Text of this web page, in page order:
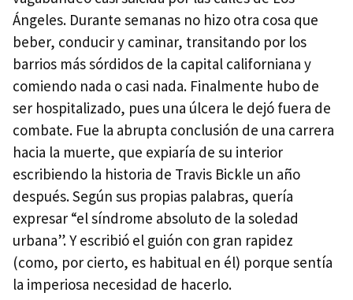
Ángeles. Durante semanas no hizo otra cosa que
beber, conducir y caminar, transitando por los
barrios más sórdidos de la capital californiana y
comiendo nada o casi nada. Finalmente hubo de
ser hospitalizado, pues una úlcera le dejó fuera de
combate. Fue la abrupta conclusión de una carrera
hacia la muerte, que expiaría de su interior
escribiendo la historia de Travis Bickle un año
después. Según sus propias palabras, quería
expresar “el síndrome absoluto de la soledad
urbana”. Y escribió el guión con gran rapidez
(como, por cierto, es habitual en él) porque sentía
la imperiosa necesidad de hacerlo.